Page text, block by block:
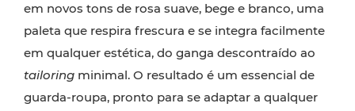
em novos tons de rosa suave, bege e branco, uma
paleta que respira frescura e se integra facilmente
em qualquer estética, do ganga descontraído ao
tailoring minimal. O resultado é um essencial de
guarda-roupa, pronto para se adaptar a qualquer